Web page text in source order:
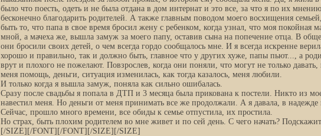
было что поесть, одеть и не была отдана в дом интернат и это все, за что я по их
бесконечно благодарить родителей. А также главным поводом моего восхищения
быть то, что папа в свое время бросил жену с ребенком, когда узнал, что моя покойная
мной, а мачеха же, вышла замуж за моего папу, оставив сына на попечение отца. В
они бросили своих детей, о чем всегда гордо сообщалось мне. И я всегда искренне
хорошо и правильно, так и должно быть, главное что у других хуже, папы пьют..., а
врут и плохого не пожелают. Повзрослев, когда они поняли, что могут не только
меня помощь, деньги, ситуация изменилась, как тогда казалось, меня любили.
И только когда я вышла замуж, поняла как сильно ошибалась.
Сразу после свадьбы я попала в ДТП и 3 месяца была прикована к постели. Никто из
навестил меня. Но деньги от меня принимать все же продолжали. А я давала, в надежде
Сейчас, прошло много времени, все обиды к семье отпустила, их простила.
Но страх, быть плохим родителем во мне живет и по сей день. С чего начать?
[/SIZE][/FONT][/FONT][/SIZE][/SIZE]